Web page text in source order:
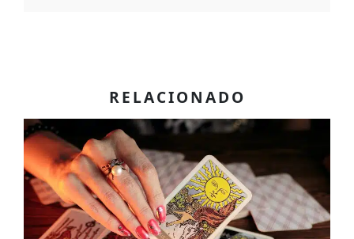
RELACIONADO